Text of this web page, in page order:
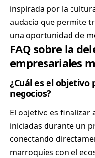
inspirada por la
audacia que permite
una oportunidad de
FAQ sobre la
empresariales
¿Cuál es el objetivo
negocios?
El objetivo es finalizar
iniciadas durante un
conectando
marroquíes con el